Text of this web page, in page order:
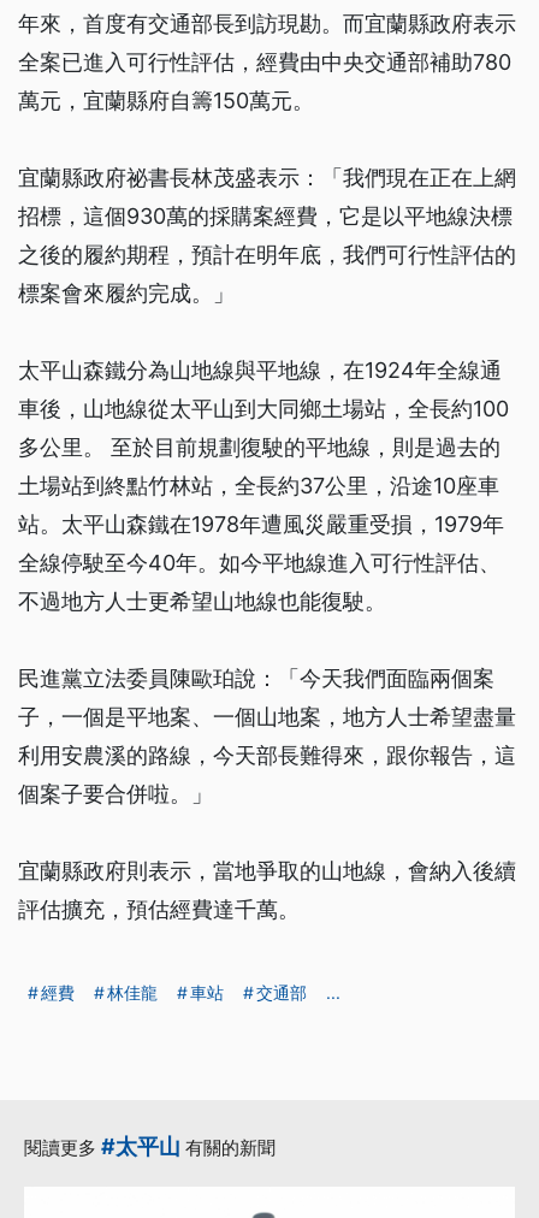
年來，首度有交通部長到訪現勘。而宜蘭縣政府表示
全案已進入可行性評估，經費由中央交通部補助780
萬元，宜蘭縣府自籌150萬元。
宜蘭縣政府祕書長林茂盛表示：「我們現在正在上網
招標，這個930萬的採購案經費，它是以平地線決標
之後的履約期程，預計在明年底，我們可行性評估的
標案會來履約完成。」
太平山森鐵分為山地線與平地線，在1924年全線通
車後，山地線從太平山到大同鄉土場站，全長約100
多公里。 至於目前規劃復駛的平地線，則是過去的
土場站到終點竹林站，全長約37公里，沿途10座車
站。太平山森鐵在1978年遭風災嚴重受損，1979年
全線停駛至今40年。如今平地線進入可行性評估、
不過地方人士更希望山地線也能復駛。
民進黨立法委員陳歐珀說：「今天我們面臨兩個案
子，一個是平地案、一個山地案，地方人士希望盡量
利用安農溪的路線，今天部長難得來，跟你報告，這
個案子要合併啦。」
宜蘭縣政府則表示，當地爭取的山地線，會納入後續
評估擴充，預估經費達千萬。
經費 林佳龍 車站 交通部 ...
閱讀更多 #太平山 有關的新聞